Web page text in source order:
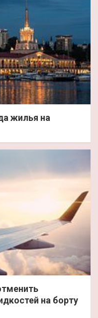
жилья на
на борту